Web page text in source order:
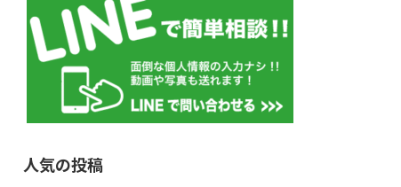
人気の投稿